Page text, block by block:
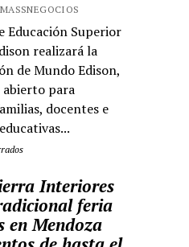
Educación Superior
realizará la
de Mundo Edison,
para
docentes e
Interiores
feria
en Mendoza